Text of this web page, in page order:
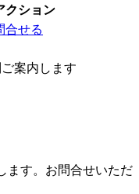
クション
合せる
案内します
ます。お問合せいただ